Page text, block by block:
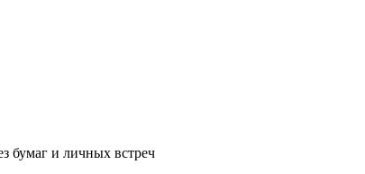
бумаг и личных встреч